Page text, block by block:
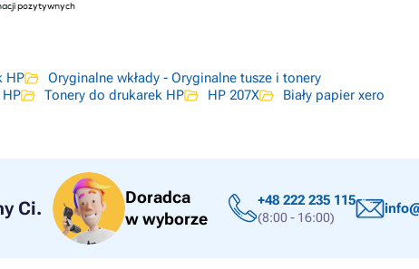
HP
Oryginalne wkłady - Oryginalne tusze i tonery
Tonery do drukarek HP HP 207X Biały papier xero
Ci.
Doradca
w wyborze
+48 222 235 115
(8:00 - 16:00)